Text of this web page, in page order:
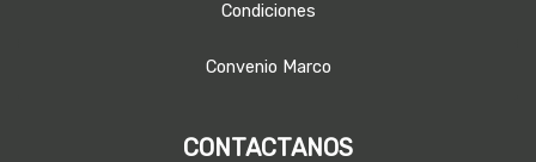
Condiciones
Convenio Marco
CONTACTANOS